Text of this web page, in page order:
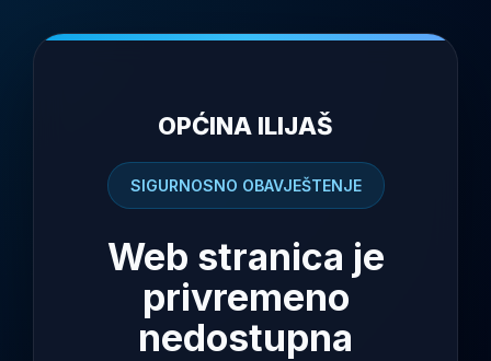
OPĆINA ILIJAŠ
SIGURNOSNO OBAVJEŠTENJE
Web stranica je
privremeno
nedostupna